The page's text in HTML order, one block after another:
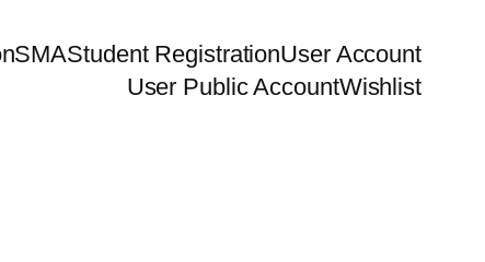
SMAStudent RegistrationUser Account
User Public AccountWishlist